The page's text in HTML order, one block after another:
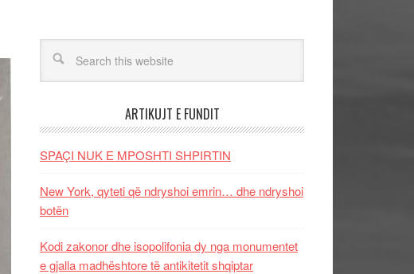
ARTIKUJT E FUNDIT
SPAÇI NUK E MPOSHTI SHPIRTIN
New York, qyteti që ndryshoi emrin… dhe ndryshoi
botën
Kodi zakonor dhe isopolifonia dy nga monumentet
e gjalla madhështore të antikitetit shqiptar